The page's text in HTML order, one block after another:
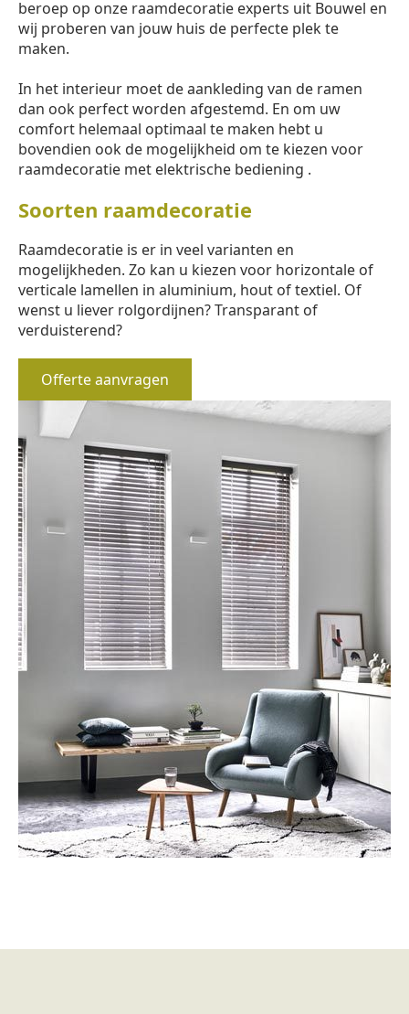
beroep op onze raamdecoratie experts uit Bouwel en
wij proberen van jouw huis de perfecte plek te
maken.
In het interieur moet de aankleding van de ramen
dan ook perfect worden afgestemd. En om uw
comfort helemaal optimaal te maken hebt u
bovendien ook de mogelijkheid om te kiezen voor
raamdecoratie met elektrische bediening .
Soorten raamdecoratie
Raamdecoratie is er in veel varianten en
mogelijkheden. Zo kan u kiezen voor horizontale of
verticale lamellen in aluminium, hout of textiel. Of
wenst u liever rolgordijnen? Transparant of
verduisterend?
Offerte aanvragen